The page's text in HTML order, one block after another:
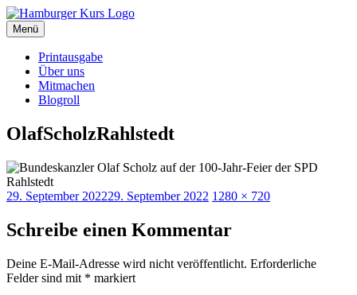
Zum
Inhalt
springen
Hamburger Kurs
SPD Hamburg Blog
Menü
Printausgabe
Über uns
Mitmachen
Blogroll
OlafScholzRahlstedt
Veröffentlicht
29. September 202229. September 2022 Originalgröße
1280 × 720
Schreibe einen Kommentar
Deine E-Mail-Adresse wird nicht veröffentlicht. Erforderliche
Felder sind mit * markiert